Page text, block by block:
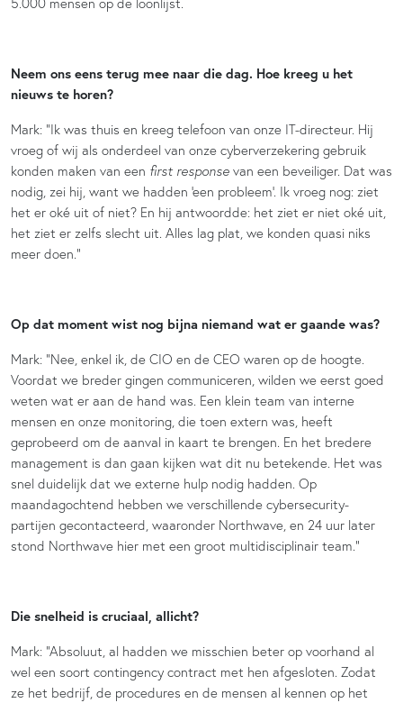
5.000 mensen op de loonlijst.
Neem ons eens terug mee naar die dag. Hoe kreeg u het
nieuws te horen?
Mark: “Ik was thuis en kreeg telefoon van onze IT-directeur. Hij
vroeg of wij als onderdeel van onze cyberverzekering gebruik
konden maken van een first response van een beveiliger. Dat was
nodig, zei hij, want we hadden ‘een probleem’. Ik vroeg nog: ziet
het er oké uit of niet? En hij antwoordde: het ziet er niet oké uit,
het ziet er zelfs slecht uit. Alles lag plat, we konden quasi niks
meer doen.”
Op dat moment wist nog bijna niemand wat er gaande was?
Mark: “Nee, enkel ik, de CIO en de CEO waren op de hoogte.
Voordat we breder gingen communiceren, wilden we eerst goed
weten wat er aan de hand was. Een klein team van interne
mensen en onze monitoring, die toen extern was, heeft
geprobeerd om de aanval in kaart te brengen. En het bredere
management is dan gaan kijken wat dit nu betekende. Het was
snel duidelijk dat we externe hulp nodig hadden. Op
maandagochtend hebben we verschillende cybersecurity-
partijen gecontacteerd, waaronder Northwave, en 24 uur later
stond Northwave hier met een groot multidisciplinair team.”
Die snelheid is cruciaal, allicht?
Mark: “Absoluut, al hadden we misschien beter op voorhand al
wel een soort contingency contract met hen afgesloten. Zodat
ze het bedrijf, de procedures en de mensen al kennen op het